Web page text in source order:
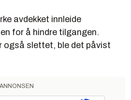
avdekket innleide
for å hindre tilgangen.
også slettet, ble det påvist